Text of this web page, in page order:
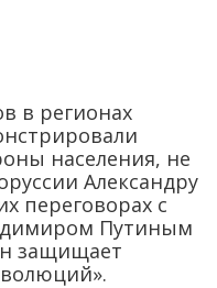
в регионах
населения, не
Александру
переговорах с
Путиным
защищает